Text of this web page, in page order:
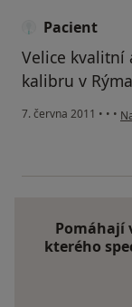
Pacient
Velice kvalitní
kalibru v
7. června 2011 • • •
Pomáhají
kterého